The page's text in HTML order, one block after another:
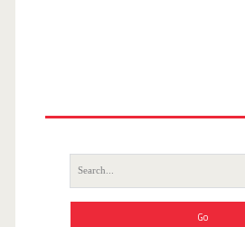
Search
for: